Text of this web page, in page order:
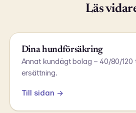
Läs
Dina hundförsäkring
Annat kundägt bolag – 40/80/120
ersättning.
Till sidan →